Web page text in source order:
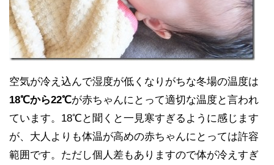
空気が冷え込んで湿度が低くなりがちな冬場の温度は
18℃から22℃が赤ちゃんにとって適切な温度と言われ
ています。18℃と聞くと一見寒すぎるように感じます
が、大人よりも体温が高めの赤ちゃんにとっては許容
範囲です。ただし個人差もありますので体が冷えすぎ